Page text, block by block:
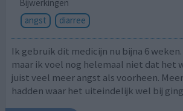
Bijwerkingen
angst
diarree
Ik gebruik dit medicijn nu bijna 6 weken.
maar ik voel nog helemaal niet dat het
juist veel meer angst als voorheen.
hadden waar het uiteindelijk wel bij